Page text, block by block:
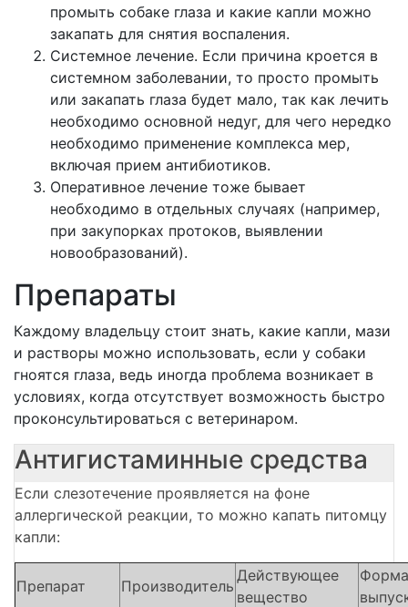
промыть собаке глаза и какие капли можно
закапать для снятия воспаления.
Системное лечение. Если причина кроется в
системном заболевании, то просто промыть
или закапать глаза будет мало, так как лечить
необходимо основной недуг, для чего нередко
необходимо применение комплекса мер,
включая прием антибиотиков.
Оперативное лечение тоже бывает
необходимо в отдельных случаях (например,
при закупорках протоков, выявлении
новообразований).
Препараты
Каждому владельцу стоит знать, какие капли, мази
и растворы можно использовать, если у собаки
гноятся глаза, ведь иногда проблема возникает в
условиях, когда отсутствует возможность быстро
проконсультироваться с ветеринаром.
Антигистаминные средства
Если слезотечение проявляется на фоне
аллергической реакции, то можно капать питомцу
капли:
Препарат Производитель
Действующее
вещество
Форма